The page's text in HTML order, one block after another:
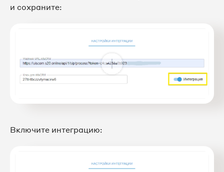
и сохраните:
Включите интеграцию: